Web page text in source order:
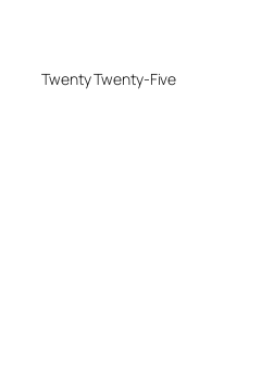
Twenty Twenty-Five